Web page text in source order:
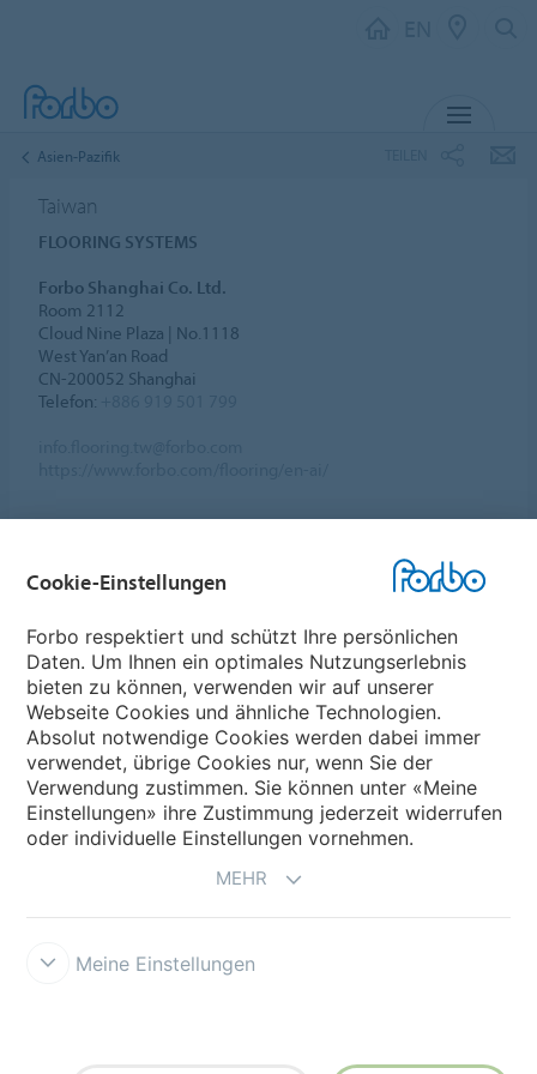
Asien-Pazifik
Taiwan
FLOORING SYSTEMS
Forbo Shanghai Co. Ltd.
Room 2112
Cloud Nine Plaza | No.1118
West Yan’an Road
CN-200052 Shanghai
Telefon:
Forbo-Gruppe
Forbo Flooring Systems
Forbo Movement Systems
Cookie-Einstellungen
Forbo respektiert und schützt Ihre persönlichen
Daten. Um Ihnen ein optimales Nutzungserlebnis
bieten zu können, verwenden wir auf unserer
Webseite Cookies und ähnliche Technologien.
Absolut notwendige Cookies werden dabei immer
verwendet, übrige Cookies nur, wenn Sie der
Verwendung zustimmen. Sie können unter «Meine
Einstellungen» ihre Zustimmung jederzeit widerrufen
oder individuelle Einstellungen vornehmen.
MEHR
Meine Einstellungen